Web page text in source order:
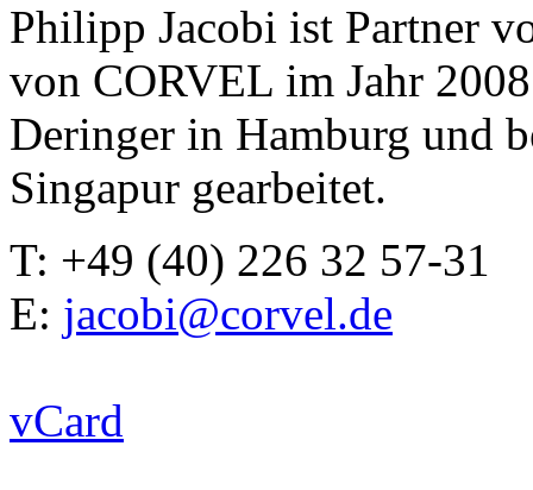
Philipp Jacobi ist Partner
von CORVEL im Jahr
Deringer in Hamburg und
Singapur gearbeitet.
T: +49 (40) 226 32 57-31
E: jacobi@corvel.de
vCard